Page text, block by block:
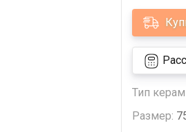
Тип
Размер: